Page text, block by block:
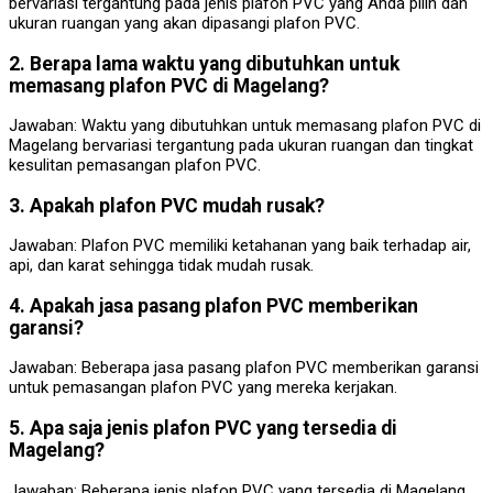
ukuran ruangan yang akan dipasangi plafon PVC.
2. Berapa lama waktu yang dibutuhkan untuk
memasang plafon PVC di Magelang?
Jawaban: Waktu yang dibutuhkan untuk memasang plafon PVC di
Magelang bervariasi tergantung pada ukuran ruangan dan tingkat
kesulitan pemasangan plafon PVC.
3. Apakah plafon PVC mudah rusak?
Jawaban: Plafon PVC memiliki ketahanan yang baik terhadap air,
api, dan karat sehingga tidak mudah rusak.
4. Apakah jasa pasang plafon PVC memberikan
garansi?
Jawaban: Beberapa jasa pasang plafon PVC memberikan garansi
untuk pemasangan plafon PVC yang mereka kerjakan.
5. Apa saja jenis plafon PVC yang tersedia di
Magelang?